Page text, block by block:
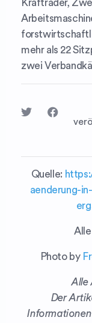
Krafträder,
mehr als 22
zwei
Quelle:
aenderung-
Photo by
Alle
Der